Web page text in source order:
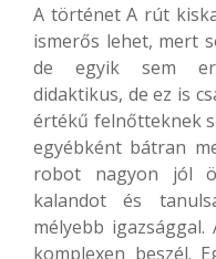
A történet A rút
ismerős lehet, mert
de egyik sem
didaktikus, de ez is
értékű felnőtteknek
egyébként bátran
robot nagyon jól
kalandot és
mélyebb
komplexen beszél.